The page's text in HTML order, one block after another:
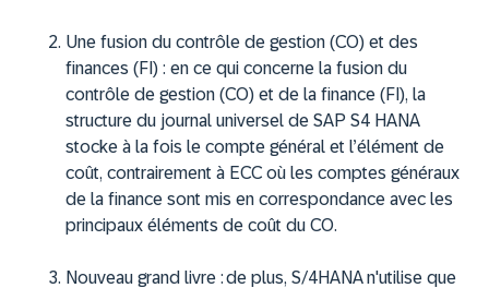
Une fusion du contrôle de gestion (CO) et des
finances (FI) : en ce qui concerne la fusion du
contrôle de gestion (CO) et de la finance (FI), la
structure du journal universel de SAP S4 HANA
stocke à la fois le compte général et l’élément de
coût, contrairement à ECC où les comptes généraux
de la finance sont mis en correspondance avec les
principaux éléments de coût du CO.
Nouveau grand livre :de plus, S/4HANA n'utilise que